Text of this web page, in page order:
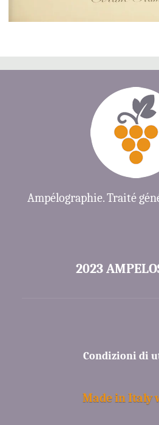
Ampélographie. Traité
2023
Condizioni di
Made in Italy